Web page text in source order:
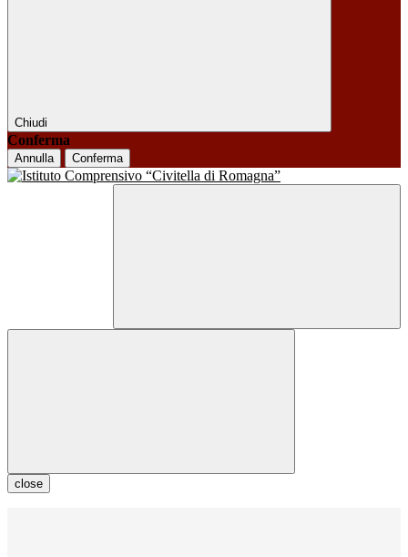
Chiudi
Conferma
Annulla Conferma
close